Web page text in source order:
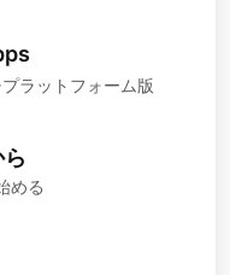
ラットフォーム版
める